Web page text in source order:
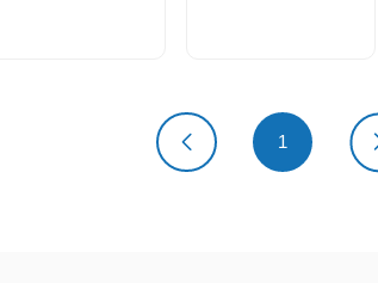
上一页 1 下